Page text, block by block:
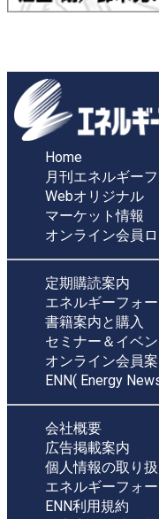
Home
月刊エネルギー
Webオリジナル
マーケット情報
オンライン会員
定期購読案内
エネルギーフォ
書籍案内と購入
セミナー＆イベ
オンライン会員
ENN( Energy
会社概要
広告掲載案内
個人情報の取り
エネルギーフォ
ENN利用規約